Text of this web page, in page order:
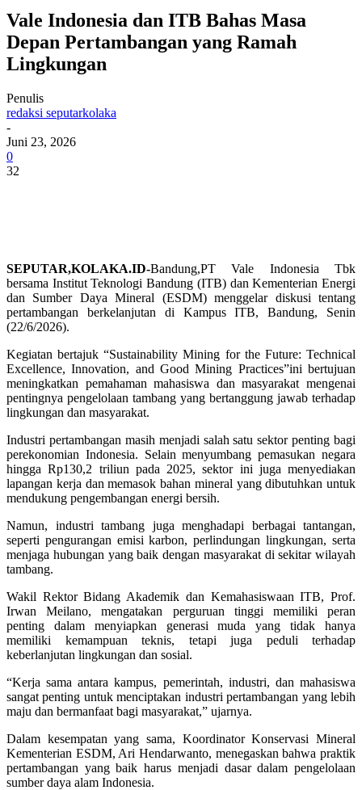
Vale Indonesia dan ITB Bahas Masa
Depan Pertambangan yang Ramah
Lingkungan
Penulis
redaksi seputarkolaka
-
Juni 23, 2026
0
32
SEPUTAR,KOLAKA.ID-Bandung,PT Vale Indonesia Tbk
bersama Institut Teknologi Bandung (ITB) dan Kementerian Energi
dan Sumber Daya Mineral (ESDM) menggelar diskusi tentang
pertambangan berkelanjutan di Kampus ITB, Bandung, Senin
(22/6/2026).
Kegiatan bertajuk“Sustainability Mining for the Future: Technical
Excellence, Innovation, and Good Mining Practices”ini bertujuan
meningkatkan pemahaman mahasiswa dan masyarakat mengenai
pentingnya pengelolaan tambang yang bertanggung jawab terhadap
lingkungan dan masyarakat.
Industri pertambangan masih menjadi salah satu sektor penting bagi
perekonomian Indonesia. Selain menyumbang pemasukan negara
hingga Rp130,2 triliun pada 2025, sektor ini juga menyediakan
lapangan kerja dan memasok bahan mineral yang dibutuhkan untuk
mendukung pengembangan energi bersih.
Namun, industri tambang juga menghadapi berbagai tantangan,
seperti pengurangan emisi karbon, perlindungan lingkungan, serta
menjaga hubungan yang baik dengan masyarakat di sekitar wilayah
tambang.
Wakil Rektor Bidang Akademik dan Kemahasiswaan ITB, Prof.
Irwan Meilano, mengatakan perguruan tinggi memiliki peran
penting dalam menyiapkan generasi muda yang tidak hanya
memiliki kemampuan teknis, tetapi juga peduli terhadap
keberlanjutan lingkungan dan sosial.
“Kerja sama antara kampus, pemerintah, industri, dan mahasiswa
sangat penting untuk menciptakan industri pertambangan yang lebih
maju dan bermanfaat bagi masyarakat,” ujarnya.
Dalam kesempatan yang sama, Koordinator Konservasi Mineral
Kementerian ESDM, Ari Hendarwanto, menegaskan bahwa praktik
pertambangan yang baik harus menjadi dasar dalam pengelolaan
sumber daya alam Indonesia.